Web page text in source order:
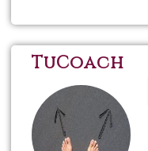
TuCoach